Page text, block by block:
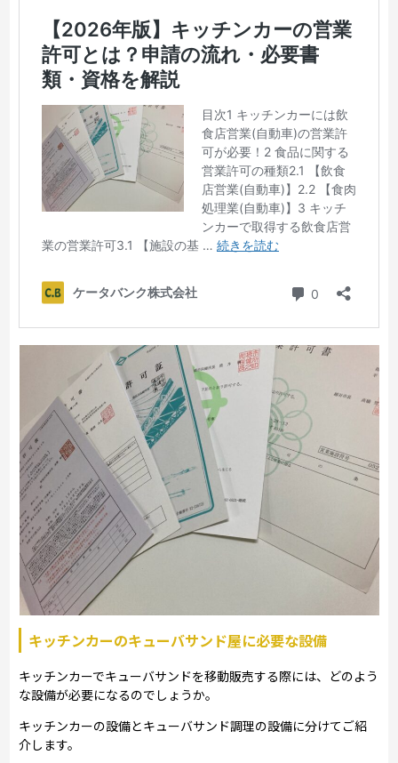
キッチンカーのキューバサンド屋に必要な設備
キッチンカーでキューバサンドを移動販売する際には、どのよう
な設備が必要になるのでしょうか。
キッチンカーの設備とキューバサンド調理の設備に分けてご紹
介します。